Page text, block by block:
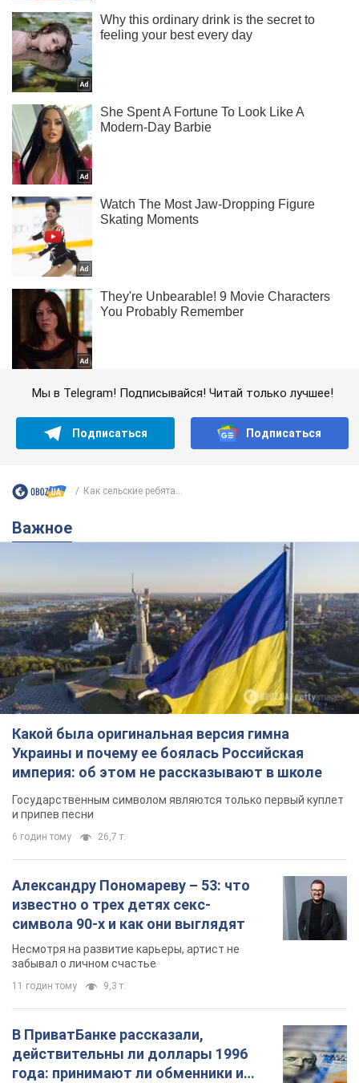
Мы в Telegram! Подписывайся! Читай только лучшее!
Подписаться Подписаться
Как сельские ребята...
Важное
Какой была оригинальная версия гимна
Украины и почему ее боялась Российская
империя: об этом не рассказывают в школе
Государственным символом являются только первый куплет
и припев песни
6 годин тому 26,7 т.
Александру Пономареву – 53: что
известно о трех детях секс-
символа 90-х и как они выглядят
Несмотря на развитие карьеры, артист не
забывал о личном счастье
11 годин тому 9,3 т.
В ПриватБанке рассказали,
действительны ли доллары 1996
года: принимают ли обменники и